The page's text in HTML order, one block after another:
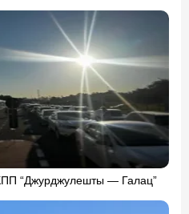
“Джурджулешты — Галац”